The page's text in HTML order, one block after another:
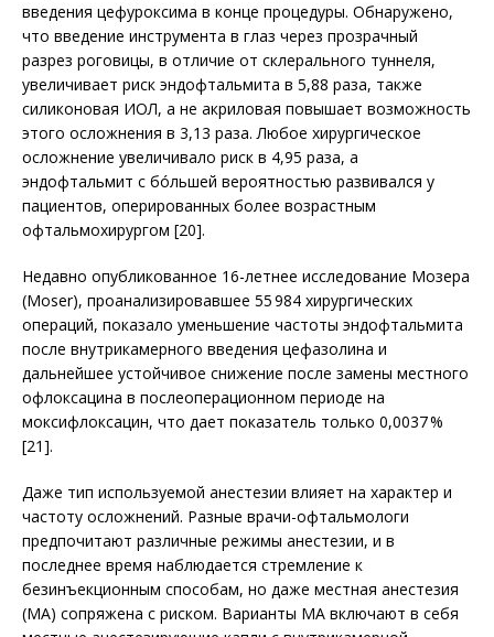
введения цефуроксима в конце процедуры. Обнаружено,
что введение инструмента в глаз через прозрачный
разрез роговицы, в отличие от склерального туннеля,
увеличивает риск эндофтальмита в 5,88 раза, также
силиконовая ИОЛ, а не акриловая повышает возможность
этого осложнения в 3,13 раза. Любое хирургическое
осложнение увеличивало риск в 4,95 раза, а
эндофтальмит с бóльшей вероятностью развивался у
пациентов, оперированных более возрастным
офтальмохирургом [20].
Недавно опубликованное 16-летнее исследование Мозера
(Moser), проанализировавшее 55 984 хирургических
операций, показало уменьшение частоты эндофтальмита
после внутрикамерного введения цефазолина и
дальнейшее устойчивое снижение после замены местного
офлоксацина в послеоперационном периоде на
моксифлоксацин, что дает показатель только 0,0037 %
[21].
Даже тип используемой анестезии влияет на характер и
частоту осложнений. Разные врачи-офтальмологи
предпочитают различные режимы анестезии, и в
последнее время наблюдается стремление к
безинъекционным способам, но даже местная анестезия
(МА) сопряжена с риском. Варианты МA включают в себя